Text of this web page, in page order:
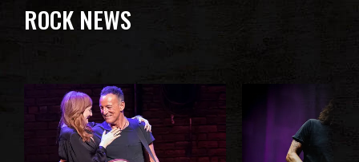
ROCK NEWS